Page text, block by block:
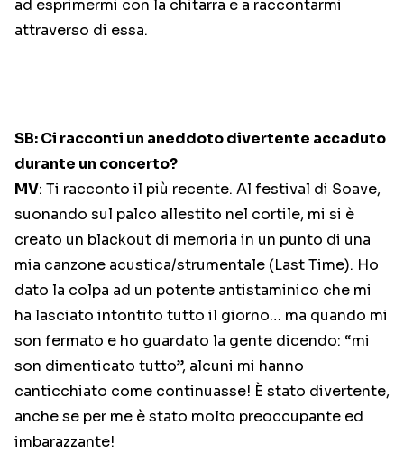
ad esprimermi con la chitarra e a raccontarmi
attraverso di essa.
SB: Ci racconti un aneddoto divertente accaduto
durante un concerto?
MV: Ti racconto il più recente. Al festival di Soave,
suonando sul palco allestito nel cortile, mi si è
creato un blackout di memoria in un punto di una
mia canzone acustica/strumentale (Last Time). Ho
dato la colpa ad un potente antistaminico che mi
ha lasciato intontito tutto il giorno… ma quando mi
son fermato e ho guardato la gente dicendo: “mi
son dimenticato tutto”, alcuni mi hanno
canticchiato come continuasse! È stato divertente,
anche se per me è stato molto preoccupante ed
imbarazzante!